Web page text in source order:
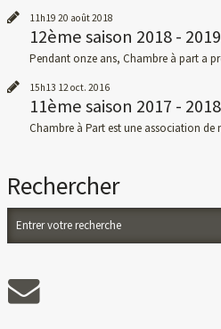
11h19 20 août 2018
12ème saison 2018 - 2019
Pendant onze ans, Chambre à part a
15h13 12oct. 2016
11ème saison 2017 - 2018
Chambre à Part est une association de
Rechercher